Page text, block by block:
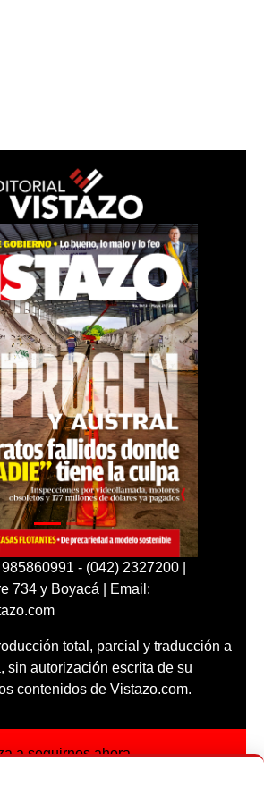
- (042) 2327200 |
734 y Boyacá | Email:
total, parcial y traducción a
sin autorización escrita de su
contenidos de Vistazo.com.
a seguirnos ahora